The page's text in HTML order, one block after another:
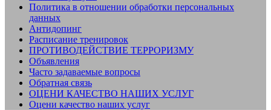
Политика в отношении обработки персональных
данных
Антидопинг
Расписание тренировок
ПРОТИВОДЕЙСТВИЕ ТЕРРОРИЗМУ
Объявления
Часто задаваемые вопросы
Обратная связь
ОЦЕНИ КАЧЕСТВО НАШИХ УСЛУГ
Оцени качество наших услуг